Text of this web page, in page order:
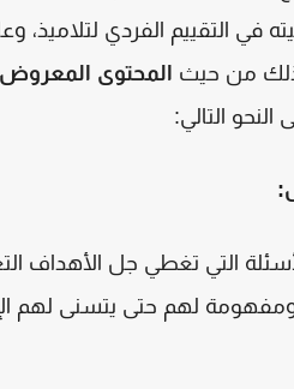
في التقييم الفردي لتلاميذ،
من حيث المحتوى المعروض
التالي:
:
التي تغطي جل الأهداف
ومفهومة لهم حتى يتسنى لهم